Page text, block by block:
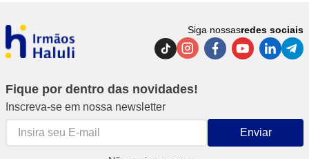
Siga nossasredes sociais
Fique por dentro das novidades!
Inscreva-se em nossa newsletter
Enviar